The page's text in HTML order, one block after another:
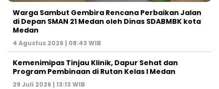
Warga Sambut Gembira Rencana Perbaikan Jalan
di Depan SMAN 21 Medan oleh Dinas SDABMBK kota
Medan
4 Agustus 2026 | 08:43 WIB
Kemenimipas Tinjau Klinik, Dapur Sehat dan
Program Pembinaan di Rutan Kelas I Medan
29 Juli 2026 | 13:13 WIB